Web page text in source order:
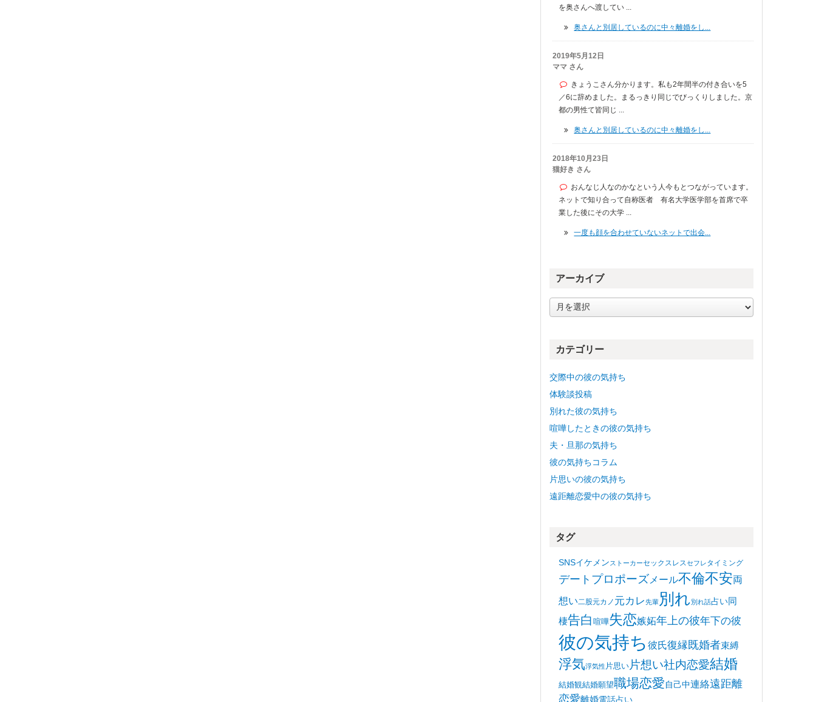
を奥さんへ渡してい ...
奥さんと別居しているのに中々離婚をし...
2019年5月12日
ママ さん
きょうこさん分かります。私も2年間半の付き合いを5
／6に辞めました。まるっきり同じでびっくりしました。京
都の男性て皆同じ ...
奥さんと別居しているのに中々離婚をし...
2018年10月23日
猫好き さん
おんなじ人なのかなという人今もとつながっています。
ネットで知り合って自称医者 有名大学医学部を首席で卒
業した後にその大学 ...
一度も顔を合わせていないネットで出会...
アーカイブ
ー
ブカテゴリー
交際中の彼の気持ち
体験談投稿
別れた彼の気持ち
喧嘩したときの彼の気持ち
夫・旦那の気持ち
彼の気持ちコラム
片思いの彼の気持ち
遠距離恋愛中の彼の気持ち
タグ
SNSイケメンストーカーセックスレスセフレタイミング
デート プロポーズ メール不倫不安両
想い二股元カノ 元カレ先輩 別れ別れ話占い同
棲告白 喧嘩失恋嫉妬年上の彼年下の彼
彼の気持ち 彼氏復縁既婚者束縛
浮気浮気性 片思い 片想い社内恋愛結婚
結婚観結婚願望職場恋愛自己中連絡遠距離
恋愛離婚電話占い